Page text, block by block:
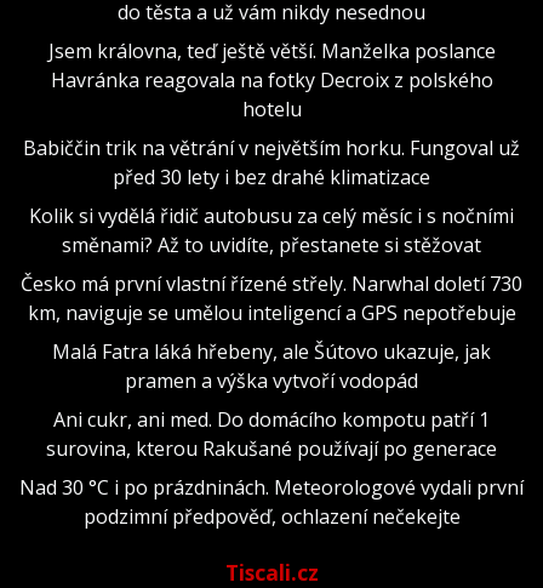
do těsta a už vám nikdy nesednou
Jsem královna, teď ještě větší. Manželka poslance
Havránka reagovala na fotky Decroix z polského
hotelu
Babiččin trik na větrání v největším horku. Fungoval už
před 30 lety i bez drahé klimatizace
Kolik si vydělá řidič autobusu za celý měsíc i s nočními
směnami? Až to uvidíte, přestanete si stěžovat
Česko má první vlastní řízené střely. Narwhal doletí 730
km, naviguje se umělou inteligencí a GPS nepotřebuje
Malá Fatra láká hřebeny, ale Šútovo ukazuje, jak
pramen a výška vytvoří vodopád
Ani cukr, ani med. Do domácího kompotu patří 1
surovina, kterou Rakušané používají po generace
Nad 30 °C i po prázdninách. Meteorologové vydali první
podzimní předpověď, ochlazení nečekejte
Tiscali.cz